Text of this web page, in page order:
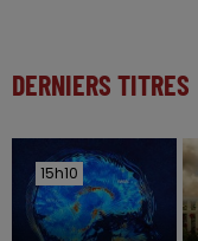
DERNIERS TITRES
15h10
15h10